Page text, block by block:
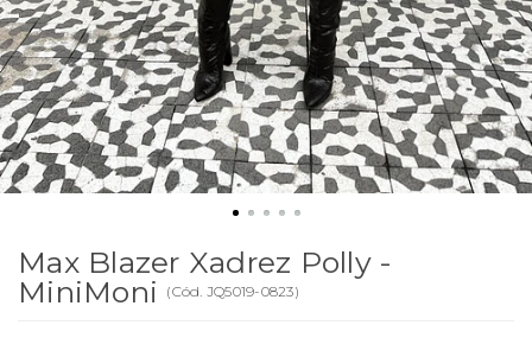
Max Blazer Xadrez Polly -
MiniMoni
(Cód. JQ5019-0823)